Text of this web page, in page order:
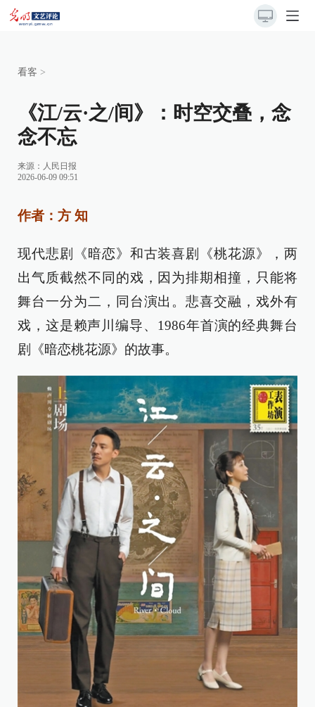
看客 >
《江/云·之/间》：时空交叠，念
念不忘
来源： 人民日报
2026-06-09 09:51
作者：方 知
现代悲剧《暗恋》和古装喜剧《桃花源》，两
出气质截然不同的戏，因为排期相撞，只能将
舞台一分为二，同台演出。悲喜交融，戏外有
戏，这是赖声川编导、1986年首演的经典舞台
剧《暗恋桃花源》的故事。